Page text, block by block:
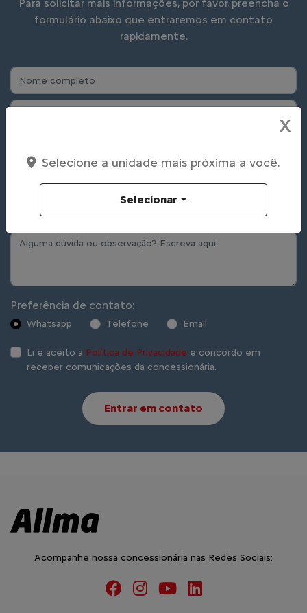
Para solicitar mais informações, por favor, preencha o
formulário abaixo que entraremos em contato
rapidamente.
Preferência de contato:
Whatsapp Telefone Email
Li e aceito a Política de Privacidade e concordo em
receber comunicações da concessionária.
Entrar em contato
Acompanhe nossa concessionária nas Redes Sociais:
X
Selecione a unidade mais próxima a você.
Selecionar